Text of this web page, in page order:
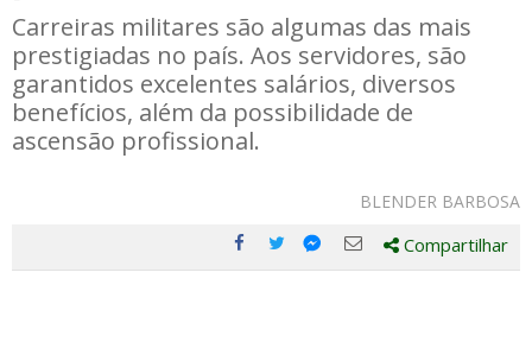
Carreiras militares são algumas das mais
prestigiadas no país. Aos servidores, são
garantidos excelentes salários, diversos
benefícios, além da possibilidade de
ascensão profissional.
BLENDER BARBOSA
Compartilhe
Compartilhe
Compartilhe
Compartilhe
Compartilhar